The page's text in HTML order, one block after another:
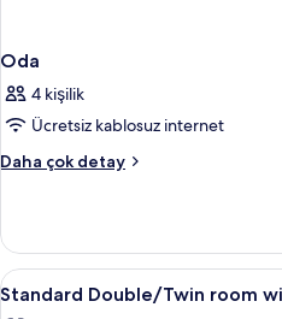
Oda
4 kişilik
Ücretsiz kablosuz internet
Daha çok detay
Oda
detay
Standard
Double/Twin
9
Standard Double/Twin room